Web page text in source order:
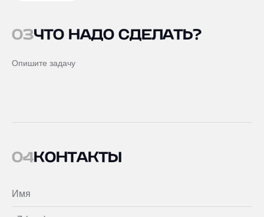
03ЧТО НАДО СДЕЛАТЬ?
04КОНТАКТЫ